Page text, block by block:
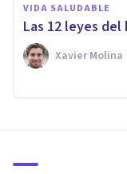
VIDA SALUDABLE
Las 12 leyes
Xavier Molina